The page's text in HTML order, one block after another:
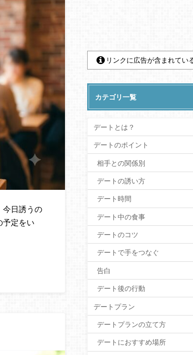
今日誘うの
予定をい
リンクに広告が含まれてい
カテゴリ一覧
デートとは？
デートのポイント
相手との関係別
デートの誘い方
デート時間
デート中の食事
デートのコツ
デートで手をつなぐ
告白
デート後の行動
デートプラン
デートプランの立て方
デートにおすすめ場所